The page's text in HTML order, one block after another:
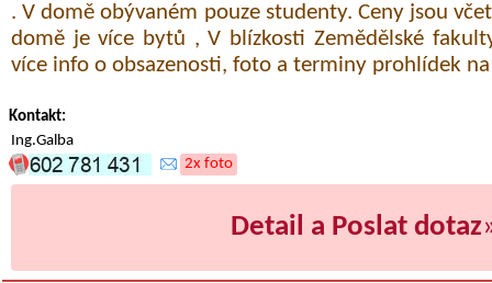
. V domě obývaném pouze studenty. Ceny jsou
domě je více bytů , V blízkosti Zemědělské
více info o obsazenosti, foto a terminy prohlídek
Kontakt:
Ing.Galba
2x foto
Detail a Poslat dotaz